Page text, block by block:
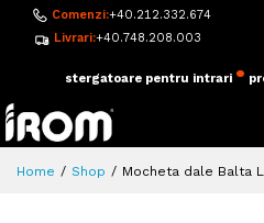
Comenzi:+40.212.332.674
Livrari:+40.748.208.003
adezivi si accesorii pentru
Home Shop Mocheta dale Balta